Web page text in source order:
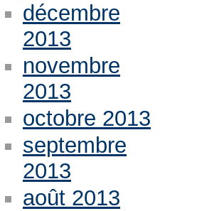
décembre
2013
novembre
2013
octobre 2013
septembre
2013
août 2013